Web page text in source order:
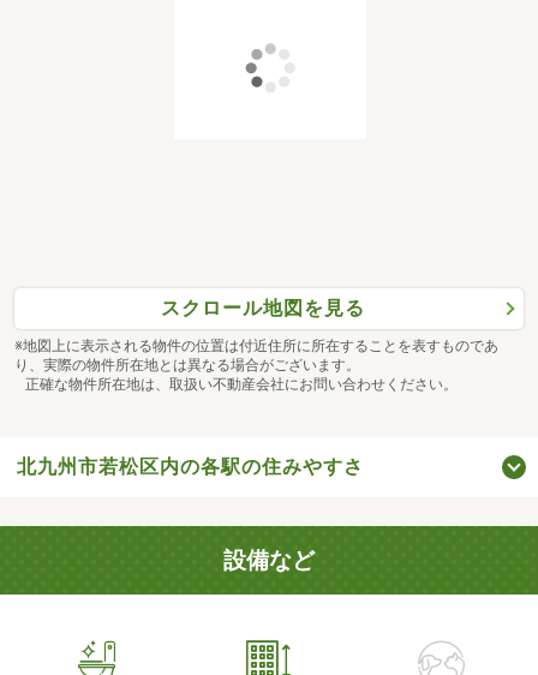
スクロール地図を見る
※地図上に表示される物件の位置は付近住所に所在することを表すものであ
り、実際の物件所在地とは異なる場合がございます。
正確な物件所在地は、取扱い不動産会社にお問い合わせください。
北九州市若松区内の各駅の住みやすさ
設備など